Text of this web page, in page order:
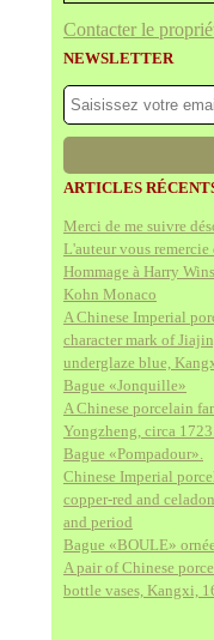
Contacter le
NEWSLETTER
ARTICLES
Merci de me suivre
L'auteur vous
Hommage à Harry
Kohn Monaco
A Chinese Imperial
character mark of
underglaze blue,
Bague «Jonquille»
A Chinese porcelain
Yongzheng, circa 1723.
Bague «Pompadour».
Chinese Imperial
copper-red and
and period
Bague «BOULE»
A pair of Chinese
bottle vases, Kangxi,